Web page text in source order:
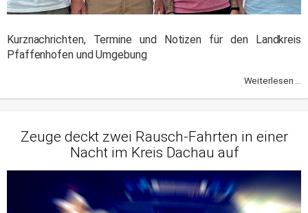
Kurznachrichten, Termine und Notizen für den Landkreis
Pfaffenhofen und Umgebung
Weiterlesen ...
Zeuge deckt zwei Rausch-Fahrten in einer
Nacht im Kreis Dachau auf